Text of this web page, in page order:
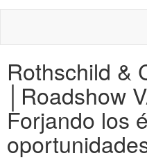
Rothschild &
│Roadshow
Forjando los